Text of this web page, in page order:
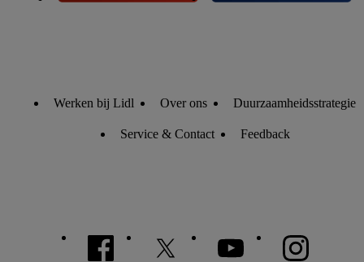
Werken bij Lidl Over ons Duurzaamheidsstrategie
Service & Contact Feedback